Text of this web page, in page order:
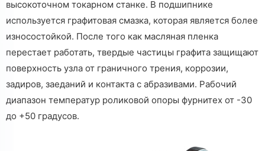
высокоточном токарном станке. В подшипнике
используется графитовая смазка, которая является более
износостойкой. После того как масляная пленка
перестает работать, твердые частицы графита защищают
поверхность узла от граничного трения, коррозии,
задиров, заеданий и контакта с абразивами. Рабочий
диапазон температур роликовой опоры фурнитех от -30
до +50 градусов.